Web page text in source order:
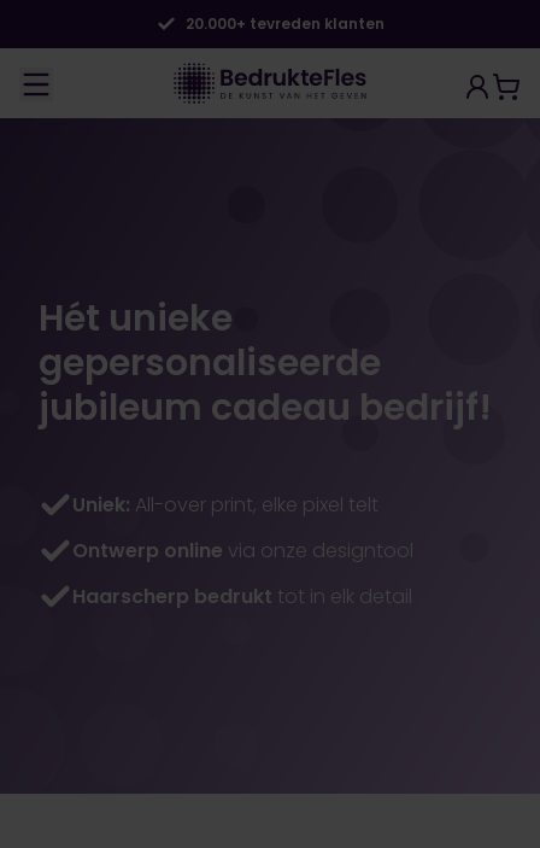
20.000+ tevreden klanten
Hét unieke
gepersonaliseerde
jubileum cadeau bedrijf!
Uniek: All-over print, elke pixel telt
Ontwerp online via onze designtool
Haarscherp bedrukt tot in elk detail